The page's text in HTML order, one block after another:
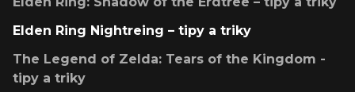
Elden Ring Nightreing – tipy a triky
The Legend of Zelda: Tears of the Kingdom -
tipy a triky